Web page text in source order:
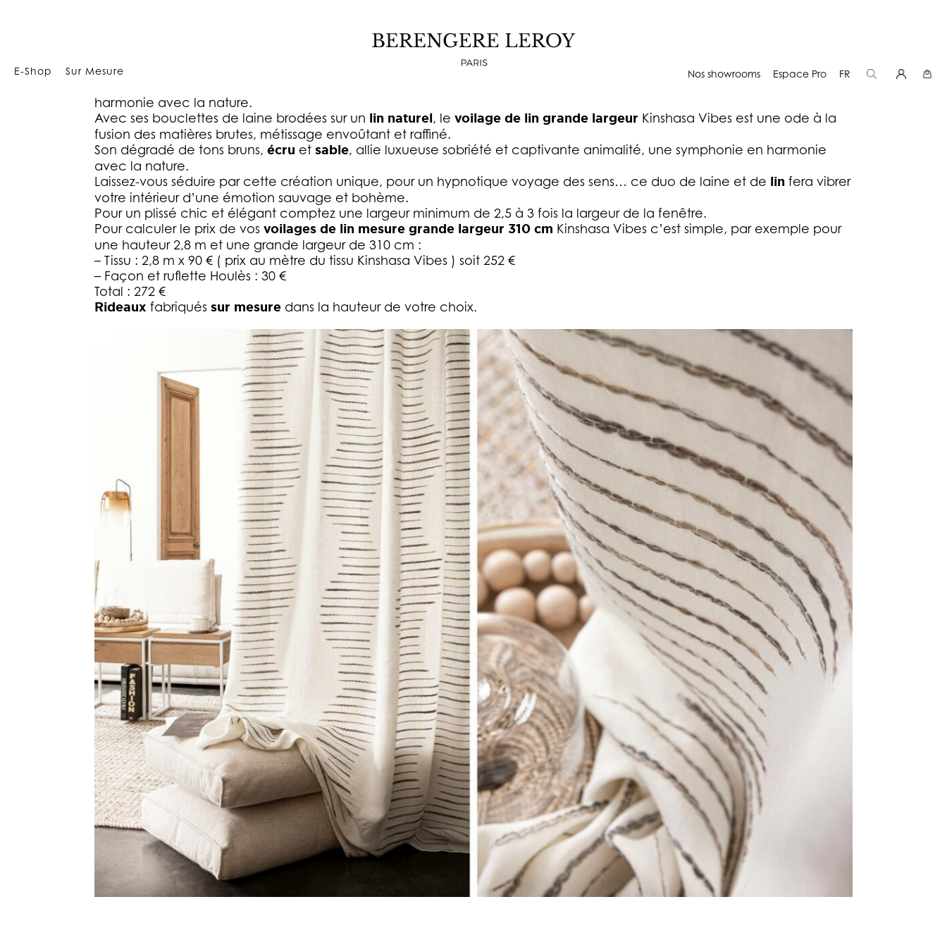
E-Shop Sur Mesure Nos showrooms Espace Pro FR
RIDEAUX SUR MESURE EN VOILE DE LIN GRANDE LARGEUR KINSHASA VIBES
harmonie avec la nature.
Avec ses bouclettes de laine brodées sur un lin naturel, levoilage de lin grande largeur Kinshasa Vibes est une ode à la
fusion des matières brutes, métissage envoûtant et raffiné.
Son dégradé de tons bruns,écru etsable, allie luxueuse sobriété et captivante animalité, une symphonie en harmonie
avec la nature.
Laissez-vous séduire par cette création unique, pour un hypnotique voyage des sens… ce duo de laine et de lin fera vibrer
votre intérieur d’une émotion sauvage et bohème.
Pour un plissé chic et élégant comptez une largeur minimum de 2,5 à 3 fois la largeur de la fenêtre.
Pour calculer le prix de vosvoilages de lin mesure grande largeur 310 cm Kinshasa Vibes c’est simple, par exemple pour
une hauteur 2,8 m et une grande largeur de 310 cm :
– Tissu : 2,8 m x 90 € ( prix au mètre du tissu Kinshasa Vibes ) soit 252 €
– Façon et ruflette Houlès : 30 €
Total : 272 €
Rideaux fabriqués sur mesure dans la hauteur de votre choix.